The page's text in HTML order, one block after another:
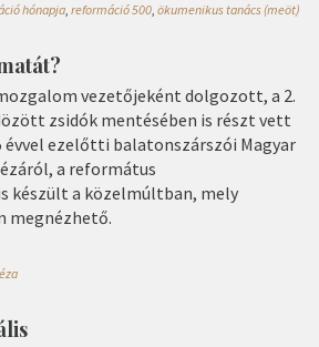
hónapja, reformáció 500, ökumenikus tanács (meöt)
vezetőjeként dolgozott, a 2.
zsidók mentésében is részt vett
évvel ezelőtti balatonszárszói Magyar
a református
készült a közelmúltban, mely
megnézhető.